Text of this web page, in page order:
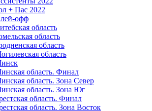
+ Пас 2022
офф
область
область
область
область
область. Финал
область. Зона Север
область. Зона Юг
область. Финал
область. Зона Восток